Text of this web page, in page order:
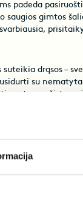
padeda
saugios gimtos
suteikia drąsos –
su
net
suprasti, kad
skatina mažųjų
vaikų